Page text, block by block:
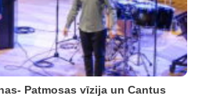
Patmosas vīzija un Cantus